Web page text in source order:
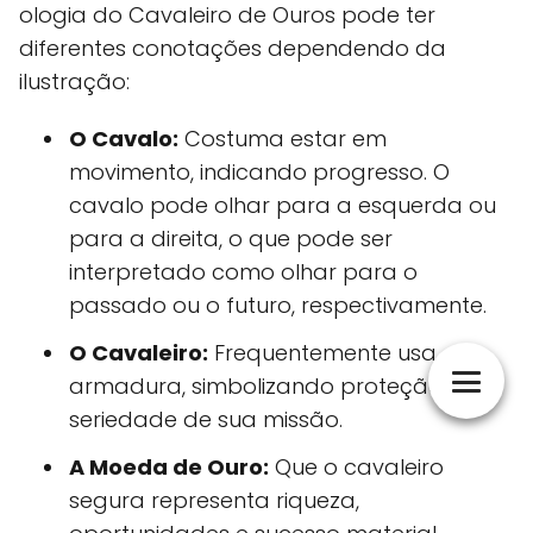
ologia do Cavaleiro de Ouros pode ter
diferentes conotações dependendo da
ilustração:
O Cavalo: Costuma estar em
movimento, indicando progresso. O
cavalo pode olhar para a esquerda ou
para a direita, o que pode ser
interpretado como olhar para o
passado ou o futuro, respectivamente.
O Cavaleiro: Frequentemente usa
armadura, simbolizando proteção e a
seriedade de sua missão.
A Moeda de Ouro: Que o cavaleiro
segura representa riqueza,